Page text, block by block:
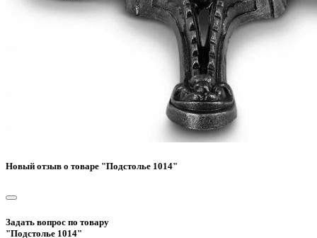
Новый отзыв о товаре "Подстолье 1014"
Задать вопрос по товару
"Подстолье 1014"